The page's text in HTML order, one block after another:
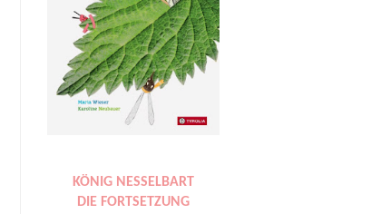
KÖNIG NESSELBART
DIE FORTSETZUNG